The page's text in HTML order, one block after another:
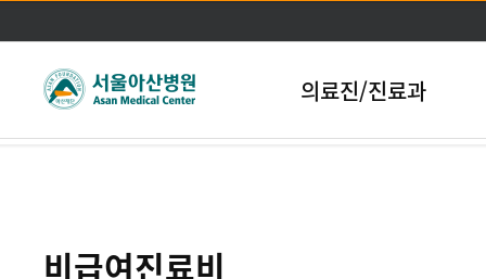
본문바로가기
의료진/진료과
비급여진료비